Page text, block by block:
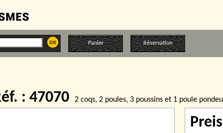
Panier Réservation
: 47070 2 coqs‚ 2 poules‚ 3 poussins et 1 poule